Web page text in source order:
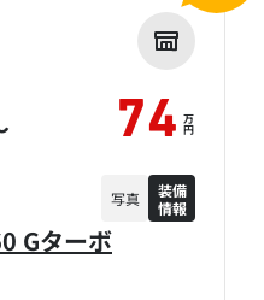
Gターボ
74 万
円
写真
装備
情報